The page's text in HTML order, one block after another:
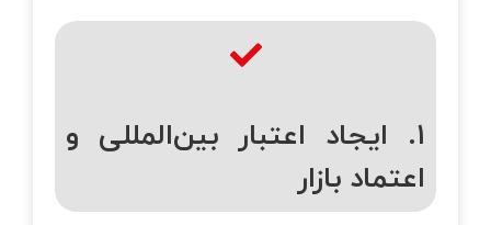
۱. ایجاد اعتبار بین‌المللی و
اعتماد بازار